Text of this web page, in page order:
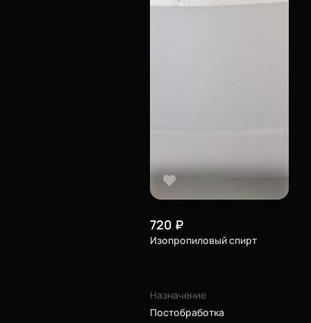
720 ₽
Изопропиловый спирт
Назначение
Постобработка